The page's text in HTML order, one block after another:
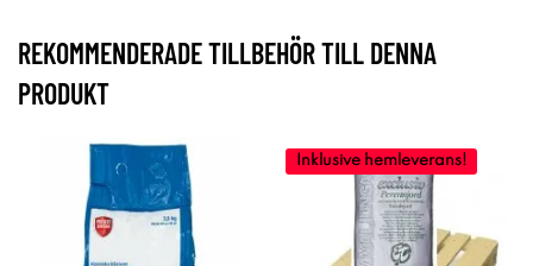
REKOMMENDERADE TILLBEHÖR TILL DENNA
PRODUKT
Inklusive hemleverans!